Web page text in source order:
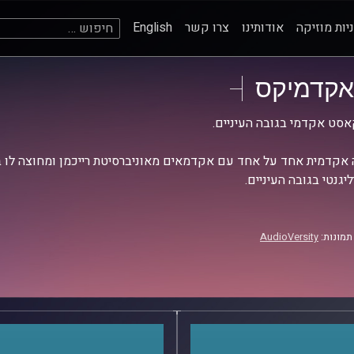
מוזיקה אודותינו צרו קשר English חיפוש:
אקדמיקס
אקדמי בגובה העיניים.
אקדמית אחד על אחד עם אקדמאים מאוניברסיטת רייכמן ומחוצה לו
בגובה העיניים.
AudioVersity